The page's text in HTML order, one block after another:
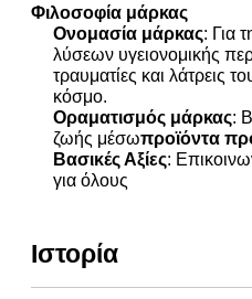
Φιλοσοφία μάρκας
Ονομασία μάρκας: Για
λύσεων υγειονομικής
τραυματίες και λάτρεις
κόσμο.
Οραματισμός μάρκας:
ζωής μέσωπροϊόντα
Βασικές Αξίες:
για όλους
Ιστορία